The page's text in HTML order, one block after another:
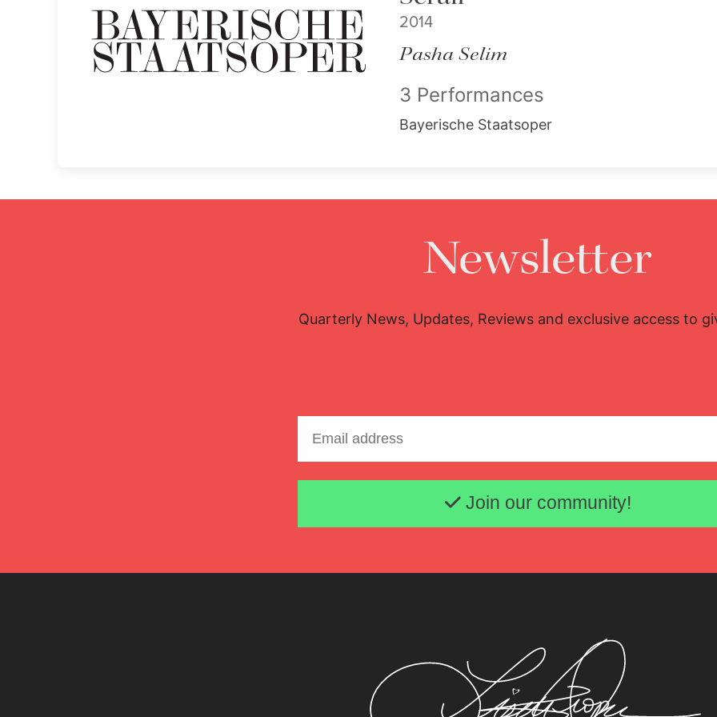
2014
Pasha Selim
3 Performances
Bayerische Staatsoper
Newsletter
Quarterly News, Updates, Reviews and exclusive access to
Email address
Join our community!